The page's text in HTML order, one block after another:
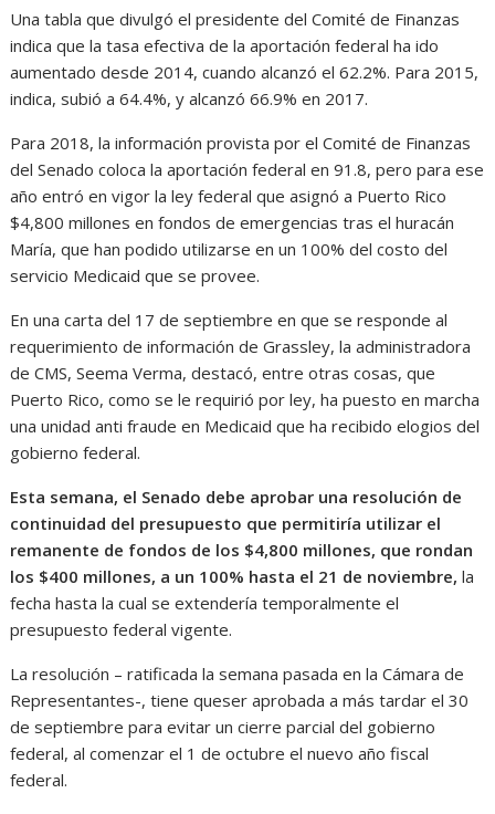
Una tabla que divulgó el presidente del Comité de Finanzas
indica que la tasa efectiva de la aportación federal ha ido
aumentado desde 2014, cuando alcanzó el 62.2%. Para 2015,
indica, subió a 64.4%, y alcanzó 66.9% en 2017.
Para 2018, la información provista por el Comité de Finanzas
del Senado coloca la aportación federal en 91.8, pero para ese
año entró en vigor la ley federal que asignó a Puerto Rico
$4,800 millones en fondos de emergencias tras el huracán
María, que han podido utilizarse en un 100% del costo del
servicio Medicaid que se provee.
En una carta del 17 de septiembre en que se responde al
requerimiento de información de Grassley, la administradora
de CMS, Seema Verma, destacó, entre otras cosas, que
Puerto Rico, como se le requirió por ley, ha puesto en marcha
una unidad anti fraude en Medicaid que ha recibido elogios del
gobierno federal.
Esta semana, el Senado debe aprobar una resolución de
continuidad del presupuesto que permitiría utilizar el
remanente de fondos de los $4,800 millones, que rondan
los $400 millones, a un 100% hasta el 21 de noviembre,la
fecha hasta la cual se extendería temporalmente el
presupuesto federal vigente.
La resolución – ratificada la semana pasada en la Cámara de
Representantes-, tiene queser aprobada a más tardar el 30
de septiembre para evitar un cierre parcial del gobierno
federal, al comenzar el 1 de octubre el nuevo año fiscal
federal.